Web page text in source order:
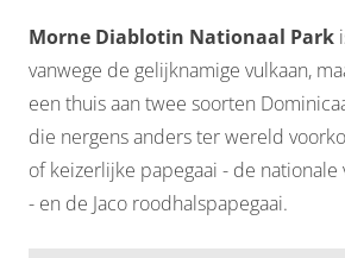
Morne Diablotin Nationaal Park
vanwege de gelijknamige vulkaan,
een thuis aan twee soorten
die nergens anders ter wereld
of keizerlijke papegaai - de nationale
- en de Jaco roodhalspapegaai.